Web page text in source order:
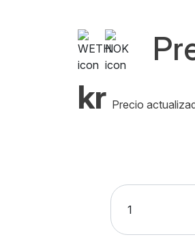
kr Precio